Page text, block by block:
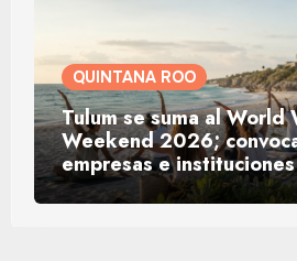
QUINTANA ROO
Tulum se suma al World
Weekend 2026;
empresas e instituciones